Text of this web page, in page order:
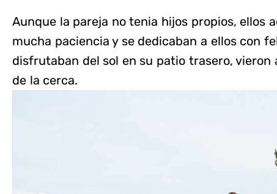
Aunque la pareja no tenia hijos propios, ellos
mucha paciencia y se dedicaban a ellos con
disfrutaban del sol en su patio trasero, vieron
de la cerca.